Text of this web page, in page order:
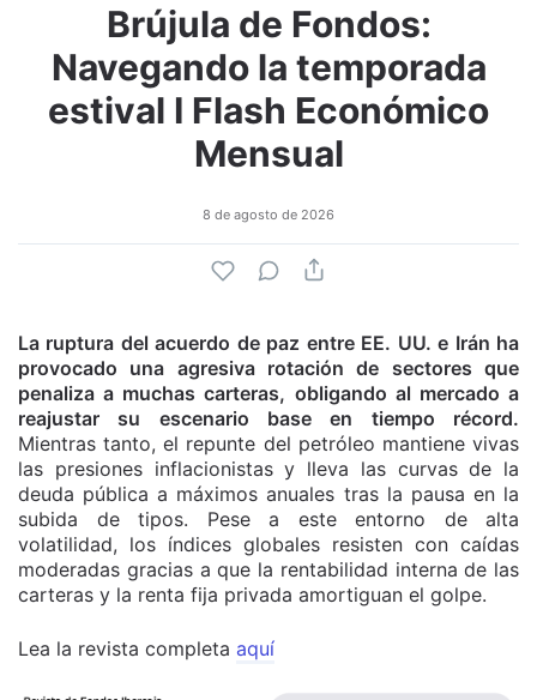
Brújula de Fondos:
Navegando la temporada
estival I Flash Económico
Mensual
8 de agosto de 2026
La ruptura del acuerdo de paz entre EE. UU. e Irán ha
provocado una agresiva rotación de sectores que
penaliza a muchas carteras, obligando al mercado a
reajustar su escenario base en tiempo récord.
Mientras tanto, el repunte del petróleo mantiene vivas
las presiones inflacionistas y lleva las curvas de la
deuda pública a máximos anuales tras la pausa en la
subida de tipos. Pese a este entorno de alta
volatilidad, los índices globales resisten con caídas
moderadas gracias a que la rentabilidad interna de las
carteras y la renta fija privada amortiguan el golpe.
Lea la revista completa aquí